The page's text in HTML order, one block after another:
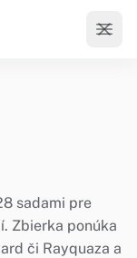
sadami pre
Zbierka ponúka
či Rayquaza a